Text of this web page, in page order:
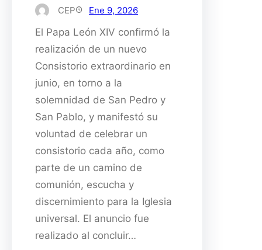
CEP Ene 9, 2026
El Papa León XIV confirmó la
realización de un nuevo
Consistorio extraordinario en
junio, en torno a la
solemnidad de San Pedro y
San Pablo, y manifestó su
voluntad de celebrar un
consistorio cada año, como
parte de un camino de
comunión, escucha y
discernimiento para la Iglesia
universal. El anuncio fue
realizado al concluir…